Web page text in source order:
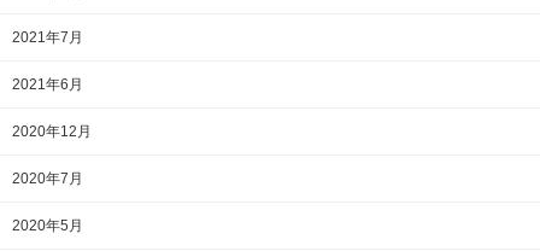
2021年7月
2021年6月
2020年12月
2020年7月
2020年5月